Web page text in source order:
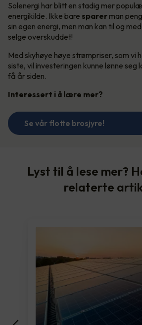
Solenergi har blitt en stadig mer
energikilde. Ikke bare sparer man
sin egen energi, men man kan til og med
selge overskuddet!
Med skyhøye høye strømpriser, som vi
siste, vil investeringen kunne lønne seg
få år siden.
Interessert i å lære mer?
Se vår flotte brosjyre!
Lyst til å lese mer?
relaterte